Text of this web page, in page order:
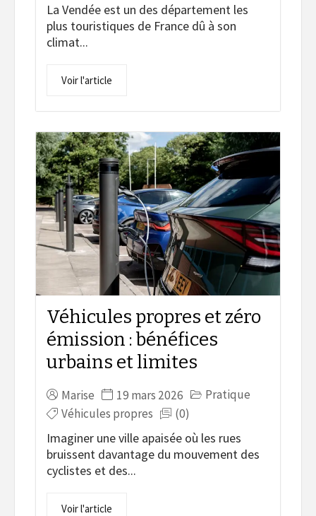
La Vendée est un des département les
plus touristiques de France dû à son
climat...
Voir l'article
Véhicules propres et zéro
émission : bénéfices
urbains et limites
Marise 19 mars 2026
Pratique
Véhicules propres
(0)
Imaginer une ville apaisée où les rues
bruissent davantage du mouvement des
cyclistes et des...
Voir l'article